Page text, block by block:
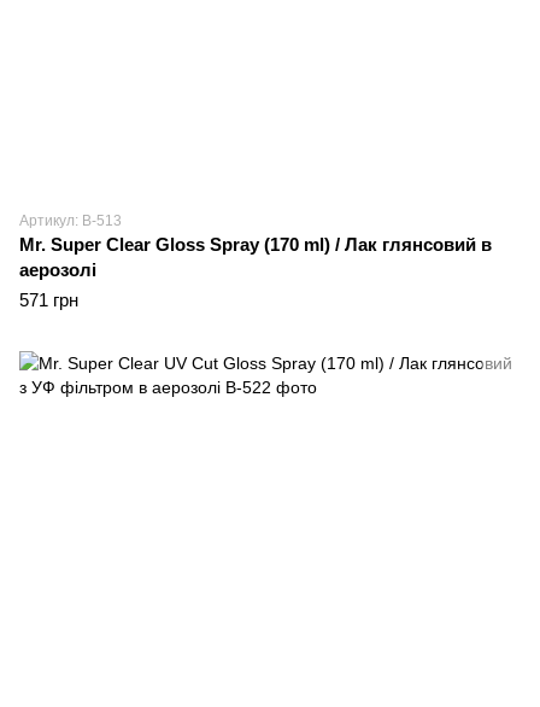
Артикул: B-513
Mr. Super Clear Gloss Spray (170 ml) / Лак глянсовий в
аерозолі
571 грн